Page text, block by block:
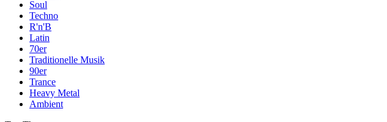
Soul
Techno
R'n'B
Latin
70er
Traditionelle Musik
90er
Trance
Heavy Metal
Ambient